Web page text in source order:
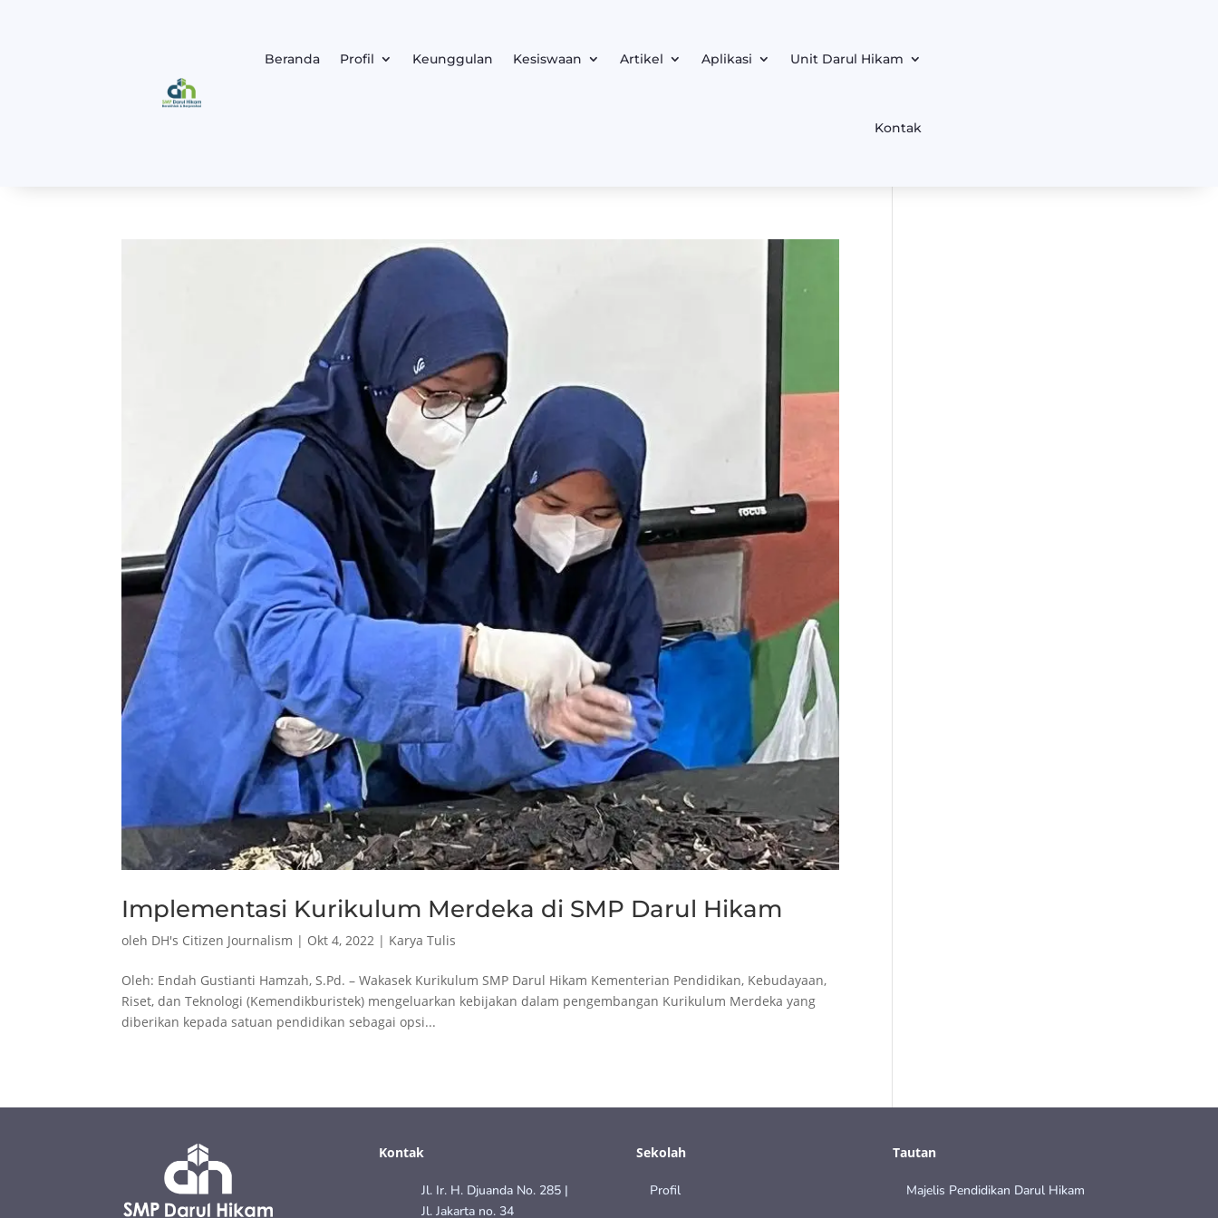
Beranda Profil Keunggulan Kesiswaan Artikel Aplikasi Unit Darul Hikam
Kontak
Implementasi Kurikulum Merdeka di SMP Darul Hikam
oleh DH's Citizen Journalism | Okt 4, 2022 | Karya Tulis
Oleh: Endah Gustianti Hamzah, S.Pd. – Wakasek Kurikulum SMP Darul Hikam Kementerian Pendidikan, Kebudayaan,
Riset, dan Teknologi (Kemendikburistek) mengeluarkan kebijakan dalam pengembangan Kurikulum Merdeka yang
diberikan kepada satuan pendidikan sebagai opsi...
Kontak
Jl. Ir. H. Djuanda No. 285 |
Jl. Jakarta no. 34
Sekolah
Profil
Tautan
Majelis Pendidikan Darul Hikam